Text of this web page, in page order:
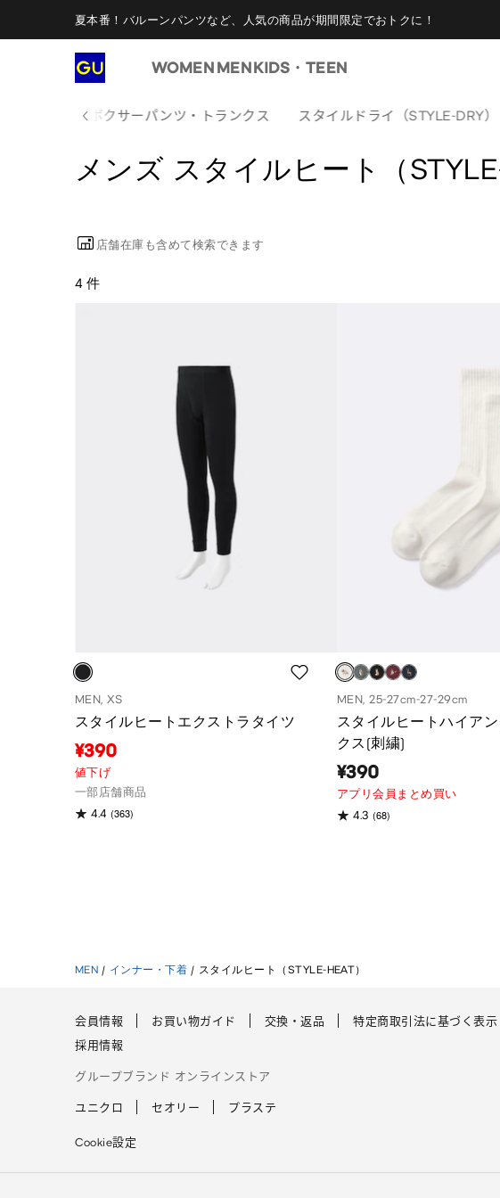
夏本番！バルーンパンツなど、人気の商品が期間限定でおトクに！
WOMEN MENKIDS・TEEN
ボクサーパンツ・トランクス スタイルドライ（STYLE-DRY）
メンズ スタイルヒート（
店舗在庫も含めて検索できます
4 件
MEN, XS
スタイルヒートエクストラタイツ
¥390
値下げ
一部店舗商品
4.4 (363)
MEN, 25-27cm-27-29cm
スタイルヒートハイア
クス(刺繍)
¥390
アプリ会員まとめ買い
4.3 (68)
MEN / インナー・下着 / スタイルヒート（STYLE-HEAT）
会員情報 お買い物ガイド 交換・返品 特定商取引法に基づく表示
採用情報
グループブランド オンラインストア
ユニクロ セオリー プラステ
Cookie設定